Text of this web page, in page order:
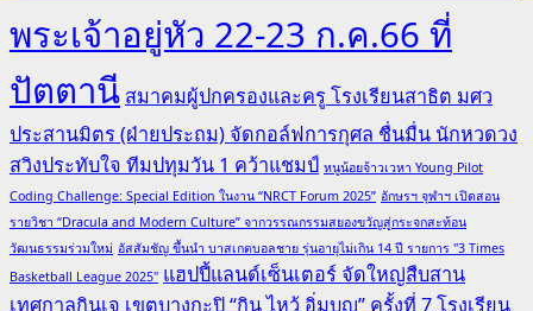
พระเจ้าอยู่หัว 22-23 ก.ค.66 ที่
ปัตตานี สมาคมผู้ปกครองและครู โรงเรียนสาธิต มศว
ประสานมิตร (ฝ่ายประถม) จัดกอล์ฟการกุศล ชื่นมื่น นักหวดวง
สวิงประทับใจ ทีมปทุมวัน 1 คว้าแชมป์ หนูน้อยจ้าวเวหา Young Pilot
Coding Challenge: Special Edition ในงาน “NRCT Forum 2025” อักษรฯ จุฬาฯ เปิดสอน
รายวิชา “Dracula and Modern Culture” จากวรรณกรรมสยองขวัญสู่กระจกสะท้อน
วัฒนธรรมร่วมใหม่ อัสสัมชัญ ขึ้นนำ บาสเกตบอลชาย รุ่นอายุไม่เกิน 14 ปี รายการ "3 Times
Basketball League 2025" แฮปปี้แลนด์เซ็นเตอร์ จัดใหญ่สืบสาน
เทศกาลกินเจ เขตบางกะปิ “กิน ไหว้ อิ่มบุญ” ครั้งที่ 7โรงเรียน